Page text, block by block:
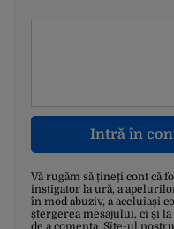
Intră în
Vă rugăm să țineți cont că
instigator la ură, a
în mod abuziv, a aceluiași
ștergerea mesajului, ci și
de a comenta. Site-ul